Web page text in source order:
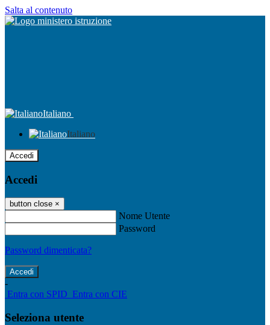
Salta al contenuto
Italiano
Italiano
Accedi
Accedi
button close ×
Nome Utente
Password
Password dimenticata?
-
Entra con SPID Entra con CIE
Seleziona utente